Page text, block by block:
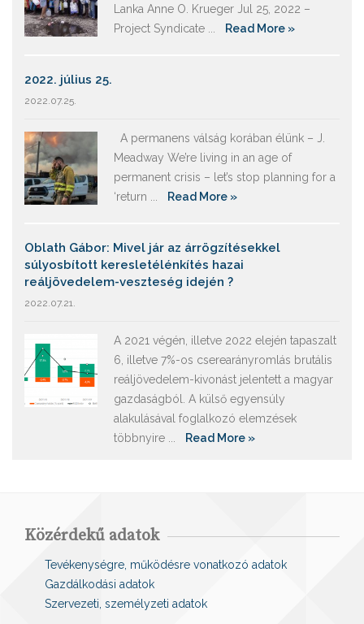
Lanka Anne O. Krueger Jul 25, 2022 –
Project Syndicate ...
Read More »
2022. július 25.
2022.07.25.
A permanens válság korában élünk – J.
Meadway We’re living in an age of
permanent crisis – let’s stop planning for a
‘return ...
Read More »
Oblath Gábor: Mivel jár az árrögzítésekkel
súlyosbított keresletélénkítés hazai
reáljövedelem-veszteség idején ?
2022.07.21.
A 2021 végén, illetve 2022 elején tapaszalt
6, illetve 7%-os cserearányromlás brutális
reáljövedelem-kivonást jelentett a magyar
gazdaságból. A külső egyensúly
alakulásával foglalkozó elemzések
többnyire ...
Read More »
Közérdekű adatok
Tevékenységre, működésre vonatkozó adatok
Gazdálkodási adatok
Szervezeti, személyzeti adatok